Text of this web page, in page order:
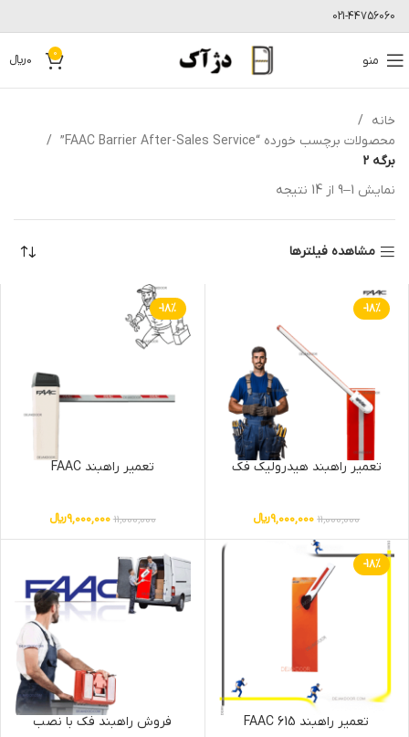
021-44756060
منو 0
0﷼
خانه
محصولات برچسب خورده “FAAC Barrier After-Sales Service”
برگه 2
نمایش 1–9 از 14 نتیجه
مشاهده فیلترها
-18%
تعمیر راهبند هیدرولیک فک
11,000,000
9,000,000﷼
-18%
تعمیر راهبند FAAC
11,000,000
9,000,000﷼
-18%
تعمیر راهبند FAAC 615 فروش راهبند فک با نصب